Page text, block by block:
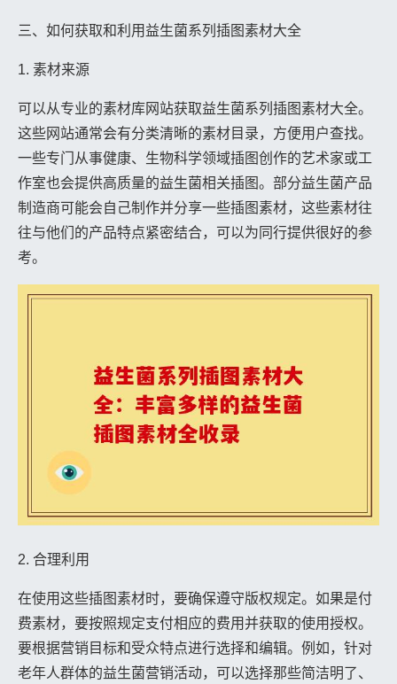
三、如何获取和利用益生菌系列插图素材大全
1. 素材来源
可以从专业的素材库网站获取益生菌系列插图素材大全。
这些网站通常会有分类清晰的素材目录，方便用户查找。
一些专门从事健康、生物科学领域插图创作的艺术家或工
作室也会提供高质量的益生菌相关插图。部分益生菌产品
制造商可能会自己制作并分享一些插图素材，这些素材往
往与他们的产品特点紧密结合，可以为同行提供很好的参
考。
2. 合理利用
在使用这些插图素材时，要确保遵守版权规定。如果是付
费素材，要按照规定支付相应的费用并获取的使用授权。
要根据营销目标和受众特点进行选择和编辑。例如，针对
老年人群体的益生菌营销活动，可以选择那些简洁明了、